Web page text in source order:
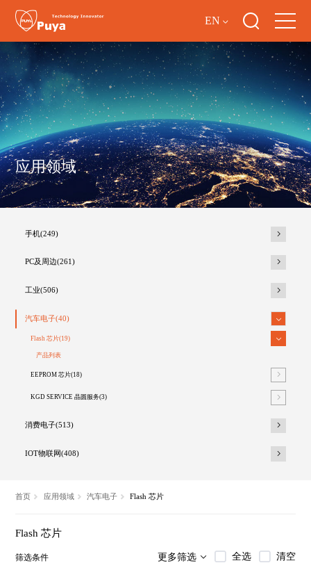
EN
应用领域
手机(249)
PC及周边(261)
工业(506)
汽车电子(40)
Flash 芯片(19)
产品列表
EEPROM 芯片(18)
KGD SERVICE 晶圆服务(3)
消费电子(513)
IOT物联网(408)
首页 应用领域 汽车电子 Flash 芯片
Flash 芯片
筛选条件 更多筛选 全选 清空